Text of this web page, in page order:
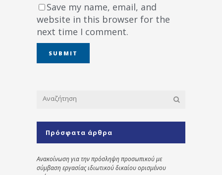
Save my name, email, and
website in this browser for the
next time I comment.
Πρόσφατα άρθρα
Ανακοίνωση για την πρόσληψη προσωπικού με
σύμβαση εργασίας ιδιωτικού δικαίου ορισμένου